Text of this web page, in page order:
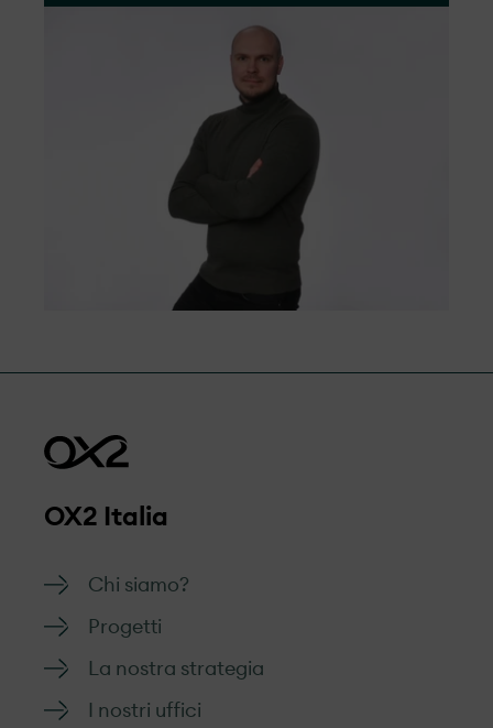
costruzione e nella loro gestione operativa.
Siamo aperti al dialogo con i nostri
interlocutori e faremo il possibile per dare
riscontro in modo adeguato.
Modulo da compilare per la
OX2 Italia
Chi siamo?
Progetti
La nostra strategia
I nostri uffici